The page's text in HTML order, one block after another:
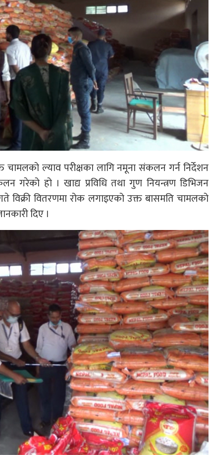
चामलको ल्याव परीक्षका लागि नमूना संकलन गर्न निर्देशन
हो । खाद्य प्रविधि तथा गुण नियन्त्रण डिभिजन
विक्री वितरणमा रोक लगाइएको उक्त बासमति चामलको
दिए ।